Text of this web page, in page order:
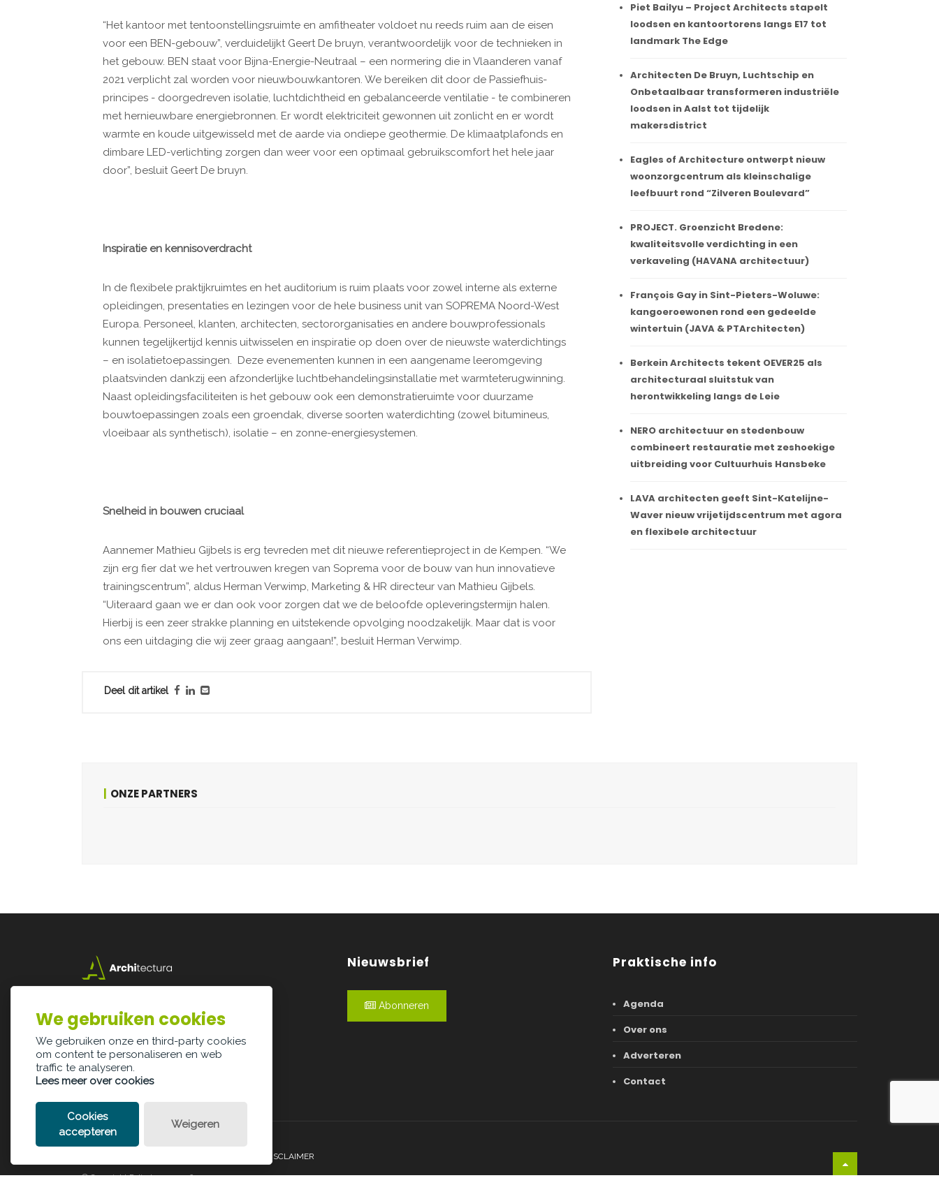
“Het kantoor met tentoonstellingsruimte en amfitheater voldoet nu reeds ruim aan de eisen
voor een BEN-gebouw”, verduidelijkt Geert De bruyn, verantwoordelijk voor de technieken in
het gebouw. BEN staat voor Bijna-Energie-Neutraal – een normering die in Vlaanderen vanaf
2021 verplicht zal worden voor nieuwbouwkantoren. We bereiken dit door de Passiefhuis-
principes - doorgedreven isolatie, luchtdichtheid en gebalanceerde ventilatie - te combineren
met hernieuwbare energiebronnen. Er wordt elektriciteit gewonnen uit zonlicht en er wordt
warmte en koude uitgewisseld met de aarde via ondiepe geothermie. De klimaatplafonds en
dimbare LED-verlichting zorgen dan weer voor een optimaal gebruikscomfort het hele jaar
door”, besluit Geert De bruyn.
Inspiratie en kennisoverdracht
In de flexibele praktijkruimtes en het auditorium is ruim plaats voor zowel interne als externe
opleidingen, presentaties en lezingen voor de hele business unit van SOPREMA Noord-West
Europa. Personeel, klanten, architecten, sectororganisaties en andere bouwprofessionals
kunnen tegelijkertijd kennis uitwisselen en inspiratie op doen over de nieuwste waterdichtings
– en isolatietoepassingen. Deze evenementen kunnen in een aangename leeromgeving
plaatsvinden dankzij een afzonderlijke luchtbehandelingsinstallatie met warmteterugwinning.
Naast opleidingsfaciliteiten is het gebouw ook een demonstratieruimte voor duurzame
bouwtoepassingen zoals een groendak, diverse soorten waterdichting (zowel bitumineus,
vloeibaar als synthetisch), isolatie – en zonne-energiesystemen.
Snelheid in bouwen cruciaal
Aannemer Mathieu Gijbels is erg tevreden met dit nieuwe referentieproject in de Kempen. “We
zijn erg fier dat we het vertrouwen kregen van Soprema voor de bouw van hun innovatieve
trainingscentrum”, aldus Herman Verwimp, Marketing & HR directeur van Mathieu Gijbels.
“Uiteraard gaan we er dan ook voor zorgen dat we de beloofde opleveringstermijn halen.
Hierbij is een zeer strakke planning en uitstekende opvolging noodzakelijk. Maar dat is voor
ons een uitdaging die wij zeer graag aangaan!”, besluit Herman Verwimp.
Deel dit artikel
Piet Bailyu – Project Architects stapelt
loodsen en kantoortorens langs E17 tot
landmark The Edge
Architecten De Bruyn, Luchtschip en
Onbetaalbaar transformeren industriële
loodsen in Aalst tot tijdelijk
makersdistrict
Eagles of Architecture ontwerpt nieuw
woonzorgcentrum als kleinschalige
leefbuurt rond “Zilveren Boulevard”
PROJECT. Groenzicht Bredene:
kwaliteitsvolle verdichting in een
verkaveling (HAVANA architectuur)
François Gay in Sint-Pieters-Woluwe:
kangoeroewonen rond een gedeelde
wintertuin (JAVA & PTArchitecten)
Berkein Architects tekent OEVER25 als
architecturaal sluitstuk van
herontwikkeling langs de Leie
NERO architectuur en stedenbouw
combineert restauratie met zeshoekige
uitbreiding voor Cultuurhuis Hansbeke
LAVA architecten geeft Sint-Katelijne-
Waver nieuw vrijetijdscentrum met agora
en flexibele architectuur
ONZE PARTNERS
3500 Hasselt
info@architectura.be
Nieuwsbrief
Abonneren
Praktische info
Agenda
Over ons
Adverteren
Contact
LEGAL DISCLAIMER
We gebruiken cookies
We gebruiken onze en third-party cookies
om content te personaliseren en web
traffic te analyseren.
Lees meer over cookies
Cookies
accepteren
Weigeren